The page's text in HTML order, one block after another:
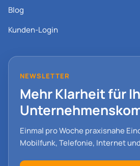
Blog
Kunden-Login
NEWSLETTER
Mehr Klarheit für
Einmal pro Woche praxisnahe
Mobilfunk, Telefonie, Internet